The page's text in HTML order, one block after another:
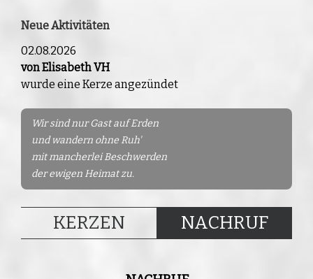
Neue Aktivitäten
02.08.2026
von Elisabeth VH
wurde eine Kerze angezündet
Wir sind nur Gast auf Erden
und wandern ohne Ruh'
mit mancherlei Beschwerden
der ewigen Heimat zu.
KERZEN NACHRUF